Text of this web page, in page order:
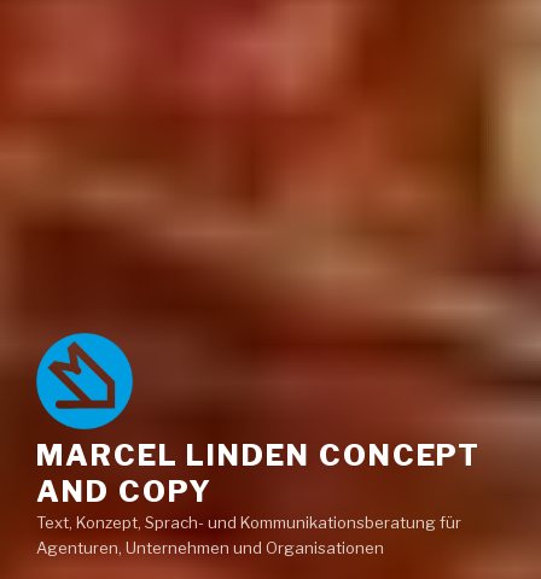
MARCEL LINDEN CONCEPT
AND COPY
Text, Konzept, Sprach- und Kommunikationsberatung für
Agenturen, Unternehmen und Organisationen